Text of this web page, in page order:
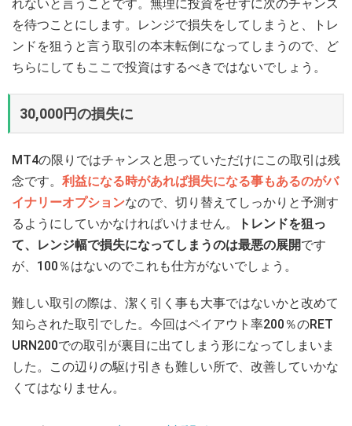
れないと言うことです。無理に投資をせずに次のチャンス
を待つことにします。レンジで損失をしてしまうと、トレ
ンドを狙うと言う取引の本末転倒になってしまうので、ど
ちらにしてもここで投資はするべきではないでしょう。
30,000円の損失に
MT4の限りではチャンスと思っていただけにこの取引は残
念です。 利益になる時があれば損失になる事もあるのがバ
イナリーオプションなので、切り替えてしっかりと予測す
るようにしていかなければいけません。
トレンドを狙っ
て、レンジ幅で損失になってしまうのは最悪の展開です
が、100％はないのでこれも仕方がないでしょう。
難しい取引の際は、潔く引く事も大事ではないかと改めて
知らされた取引でした。今回はペイアウト率200％のRET
URN200での取引が裏目に出てしまう形になってしまいま
した。この辺りの駆け引きも難しい所で、改善していかな
くてはなりません。